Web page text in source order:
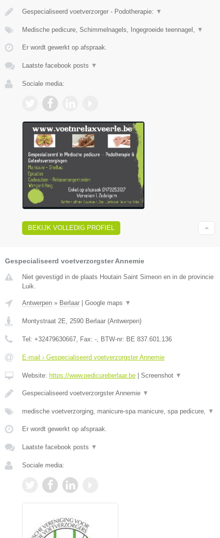
Gespecialiseerd voetverzorger - Podotherapie: ▼
Medische pedicure, Schimmelnagels, Ingegroeide teennagel, ▼
Er wordt gewerkt op afspraak.
Laatste facebook posts ▼
Sociale media:
BEKIJK VOLLEDIG PROFIEL
Gespecialiseerd voetverzorgster Annemie
Niet gevestigd in de plaats Houtain Saint Simeon en in de provincie
Luik.
Antwerpen » Berlaar Google maps ▼
Montystraat 2E, 2590 Berlaar (Antwerpen)
Tel: +32479630667, Fax: -, BTW-nr: BE 837.601.136
E-mail › Gespecialiseerd voetverzorgster Annemie
Website: https://www.pedicureberlaar.be Screenshot ▼
Gespecialiseerd voetverzorgster Annemie ▼
medische voetverzorging, manicure-spa manicure, spa pedicure, ▼
Er wordt gewerkt op afspraak.
Laatste facebook posts ▼
Sociale media: